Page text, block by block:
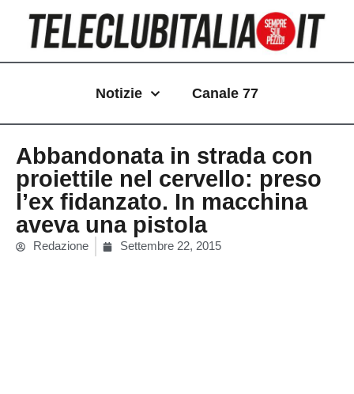
contenuto
Notizie Canale 77
Abbandonata in strada con
proiettile nel cervello: preso
l’ex fidanzato. In macchina
aveva una pistola
Redazione Settembre 22, 2015